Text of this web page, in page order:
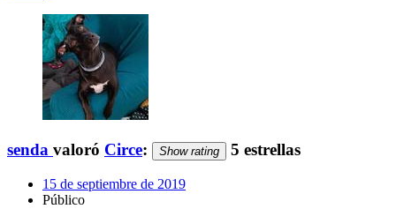
senda valoró Circe: Show rating 5 estrellas
15 de septiembre de 2019
Público